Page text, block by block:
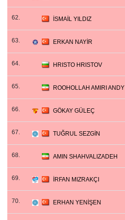
62. İSMAİL YILDIZ
63. ERKAN NAYİR
64. HRISTO HRISTOV
65. ROOHOLLAH AMIRI ANDY
66. GÖKAY GÜLEÇ
67. TUĞRUL SEZGİN
68. AMIN SHAHVALIZADEH
69. İRFAN MIZRAKÇI
70. ERHAN YENİŞEN